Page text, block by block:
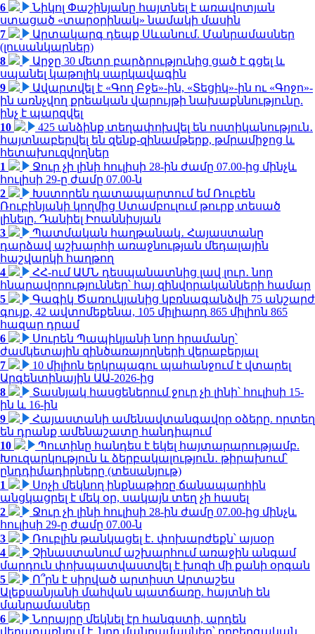
6
Նիկոլ Փաշինյանը հայտնել է առավոտյան
ստացած «տարօրինակ» նամակի մասին
7
Արտակարգ դեպք Սևանում. Մանրամասներ
(լուսանկարներ)
8
Արջը 30 մետր բարձրությունից ցած է գցել և
սպանել կաթոլիկ սարկավագին
9
Ավարտվել է «Գող Բջե»-ին, «Տեցիկ»-ին ու «Գոջո»-
ին առնչվող քրեական վարույթի նախաքննությունը.
ինչ է պարզվել
10
425 անձինք տեղափոխվել են ոստիկանություն․
հայտնաբերվել են զենք-զինամթերք, թմրամիջոց և
հետախուզվողներ
1
Ջուր չի լինի հուլիսի 28-ին ժամը 07.00-ից մինչև
հուլիսի 29-ը ժամը 07.00-ն
2
Խստորեն դատապարտում եմ Ռուբեն
Ռուբինյանի կողմից Ստամբուլում թուրք տեսած
լինելը. Դանիել Իոաննիսյան
3
Պատմական հաղթանակ․ Հայաստանը
դարձավ աշխարհի առաջնության մեդալային
հաշվարկի հաղթող
4
ՀՀ-ում ԱՄՆ դեսպանատնից լավ լուր․ նոր
հնարավորություններ՝ հայ զինվորականների համար
5
Գագիկ Ծառուկյանից կբռնագանձվի 75 անշարժ
գույք, 42 ավտոմեքենա, 105 միլիարդ 865 միլիոն 865
հազար դրամ
6
Սուրեն Պապիկյանի նոր հրամանը՝
ժամկետային զինծառայողների վերաբերյալ
7
10 միլիոն երկրպագու պահանջում է վտարել
Արգենտինային ԱԱ-2026-ից
8
Տասնյակ հասցեներում ջուր չի լինի՝ հուլիսի 15-
ին և 16-ին
9
Հայաստանի ամենավտանգավոր օձերը. որտեղ
են դրանք ամենաշատը հանդիպում
10
Պուտինը հանդես է եկել հայտարարությամբ.
Խուզարկություն և ձերբակալություն․ թիրախում՝
ընդդիմադիրները (տեսանյութ)
1
Սոչի մեկնող ինքնաթիռը ճանապարհին
անցկացրել է մեկ օր, սակայն տեղ չի հասել
2
Ջուր չի լինի հուլիսի 28-ին ժամը 07.00-ից մինչև
հուլիսի 29-ը ժամը 07.00-ն
3
Ռուբլին թանկացել է․ փոխարժեքն՝ այսօր
4
Չինաստանում աշխարհում առաջին անգամ
մարդուն փոխպատվաստվել է խոզի մի քանի օրգան
5
Ո՞րն է սիրված արտիստ Արտաշես
Ալեքսանյանի մահվան պատճառը. հայտնի են
մանրամասներ
6
Նորայրը մեկնել էր հանգստի, արդեն
վերադառնում է. նոր մանրամասներ՝ ողբերգական